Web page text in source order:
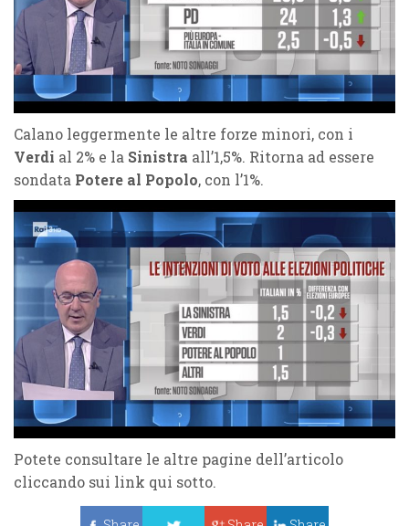
Calano leggermente le altre forze minori, con i
Verdi al 2% e la Sinistra all’1,5%. Ritorna ad essere
sondata Potere al Popolo, con l’1%.
Potete consultare le altre pagine dell’articolo
cliccando sui link qui sotto.